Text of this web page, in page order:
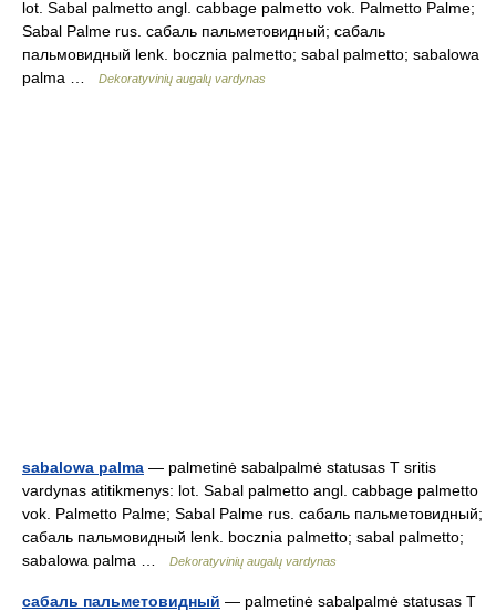
lot. Sabal palmetto angl. cabbage palmetto vok. Palmetto Palme;
Sabal Palme rus. сабаль пальметовидный; сабаль
пальмовидный lenk. bocznia palmetto; sabal palmetto; sabalowa
palma …
Dekoratyvinių augalų vardynas
sabalowa palma — palmetinė sabalpalmė statusas T sritis
vardynas atitikmenys: lot. Sabal palmetto angl. cabbage palmetto
vok. Palmetto Palme; Sabal Palme rus. сабаль пальметовидный;
сабаль пальмовидный lenk. bocznia palmetto; sabal palmetto;
sabalowa palma …
Dekoratyvinių augalų vardynas
сабаль пальметовидный — palmetinė sabalpalmė statusas T